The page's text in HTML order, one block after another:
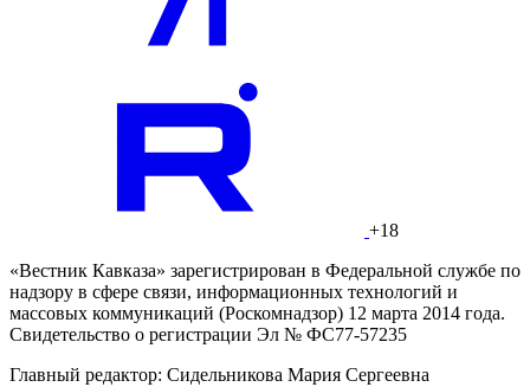
+18
«Вестник Кавказа» зарегистрирован в Федеральной службе по
надзору в сфере связи, информационных технологий и
массовых коммуникаций (Роскомнадзор) 12 марта 2014 года.
Свидетельство о регистрации Эл № ФС77-57235
Главный редактор: Сидельникова Мария Сергеевна